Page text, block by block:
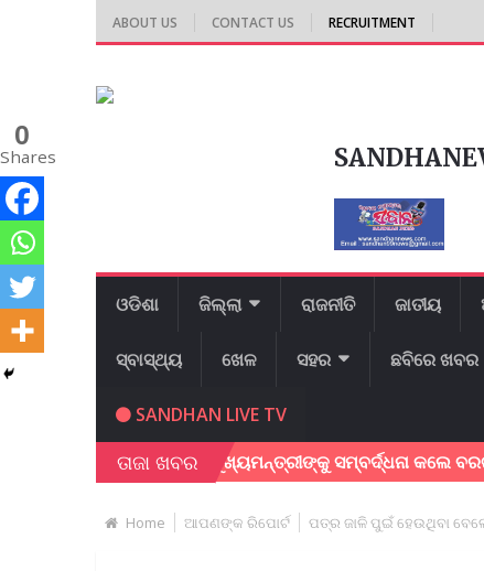
ABOUT US CONTACT US RECRUITMENT
ଓଡିଶା ଜିଲ୍ଲା ରାଜନୀତି ଜାତୀୟ
ସ୍ବାସ୍ଥ୍ୟ ଖେଳ ସହର ଛବିରେ ଖବର
SANDHAN LIVE TV
ତାଜା ଖବର
ଦେଇଥିବାରୁ ମୁଖ୍ୟମନ୍ତ୍ରୀଙ୍କୁ ସମ୍ବର୍ଦ୍ଧନା କଲେ ବରଗଡ
Home ଆପଣଙ୍କ ରିପୋର୍ଟ ପତ୍ର ଜାଳି ପୁଇଁ ହେଉଥିବା
0
Shares